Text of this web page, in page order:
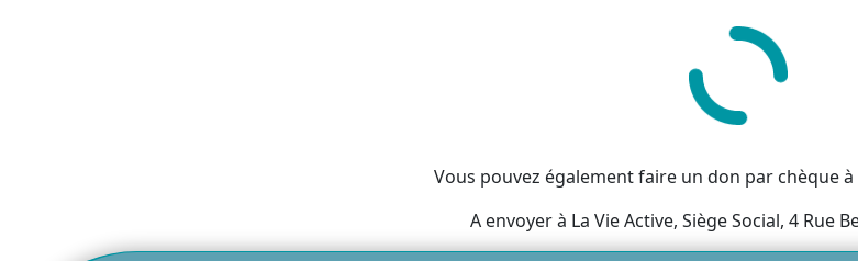
Vous pouvez également faire un don par chèque à
A envoyer à La Vie Active, Siège Social, 4 Rue